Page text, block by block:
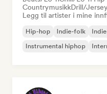
CountrymusikkDrill/Jersey
Legg til artister i mine
Hip-hop Indie-folk
Instrumental hiphop